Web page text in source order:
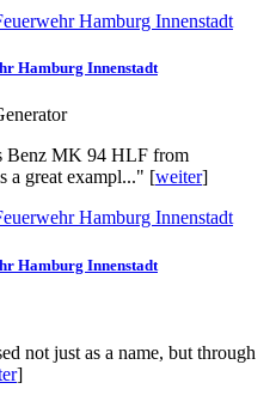
Hamburg Innenstadt
Benz MK 94 HLF from
a great exampl..." [weiter]
Hamburg Innenstadt
not just as a name, but through
]